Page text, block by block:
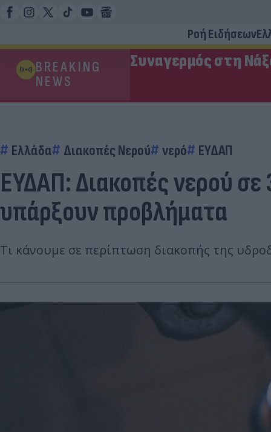
Ροή Ειδήσεων
BREAKING
NEWS
Συναγερμός στη
Ελλάδα Διακοπές Νερού νερό ΕΥΔΑΠ
ΕΥΔΑΠ: Διακοπές νερού
υπάρξουν προβλήματα
Τι κάνουμε σε περίπτωση διακοπής της